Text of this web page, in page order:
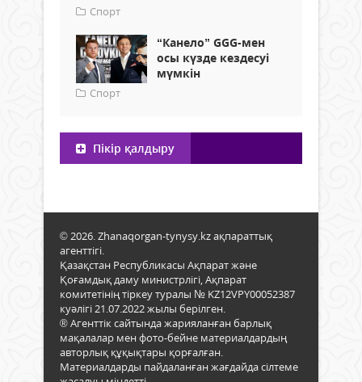
Спорт
“Канело” GGG-мен
осы күзде кездесуі
мүмкін
Спорт
Пікір қалдыру
© 2026. Zhanaqorgan-tynysy.kz ақпараттық
агенттігі.
Қазақстан Республикасы Ақпарат және
Қоғамдық даму министрлігі, Ақпарат
комитетінің тіркеу туралы № KZ12VPY00052387
куәлігі 21.07.2022 жылы берілген.
® Агенттік сайтында жарияланған барлық
мақалалар мен фото-бейне материалдардың
авторлық құқықтары қорғалған.
Материалдарды пайдаланған жағдайда сілтеме